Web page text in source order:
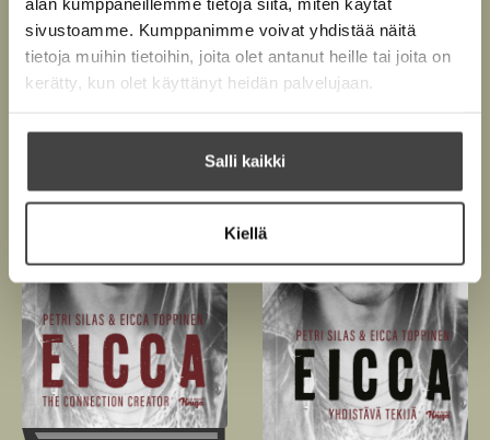
sivustoamme. Kumppanimme voivat yhdistää näitä
tietoja muihin tietoihin, joita olet antanut heille tai joita on
kerätty, kun olet käyttänyt heidän palvelujaan.
Salli kaikki
Kiellä
Teokset